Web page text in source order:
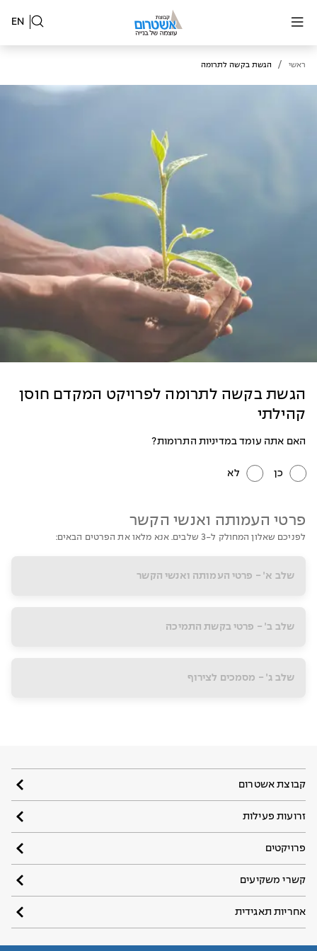
EN
ראשי / הגשת בקשה לתרומה
הגשת בקשה לתרומה לפרויקט המקדם חוסן
קהילתי
האם אתה עומד במדיניות התרומות?
כן לא
פרטי העמותה ואנשי הקשר
לפניכם שאלון המחולק ל-3 שלבים. אנא מלאו את הפרטים הבאים:
שלב א׳ - פרטי העמותה ואנשי הקשר
שלב ב׳ - פרטי בקשת התמיכה
שלב ג׳ - מסמכים לצירוף
קבוצת אשטרום
זרועות פעילות
פרויקטים
קשרי משקיעים
אחריות תאגידית